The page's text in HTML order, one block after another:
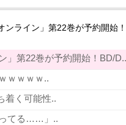
ンライン」第22巻が予約開始
」第22巻が予約開始！BD/D..
ｗｗｗｗ..
着く可能性..
ってる……」..